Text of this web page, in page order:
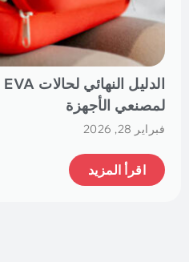
لمصنعي الأجهزة
فبراير 28, 2026
اقرأ المزيد